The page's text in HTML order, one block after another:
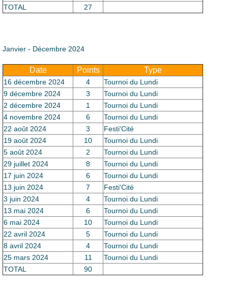
TOTAL
27
Janvier - Décembre 2024
Date Points Type
16 décembre 2024 4
Tournoi du Lundi
9 décembre 2024
3
Tournoi du Lundi
2 décembre 2024
1
Tournoi du Lundi
4 novembre 2024
6
Tournoi du Lundi
22 août 2024
3
Festi'Cité
19 août 2024
10
Tournoi du Lundi
5 août 2024
2
Tournoi du Lundi
29 juillet 2024
8
Tournoi du Lundi
17 juin 2024
6
Tournoi du Lundi
13 juin 2024
7
Festi'Cité
3 juin 2024
4
Tournoi du Lundi
13 mai 2024
6
Tournoi du Lundi
6 mai 2024
10
Tournoi du Lundi
22 avril 2024
5
Tournoi du Lundi
8 avril 2024
4
Tournoi du Lundi
25 mars 2024
11
Tournoi du Lundi
TOTAL
90